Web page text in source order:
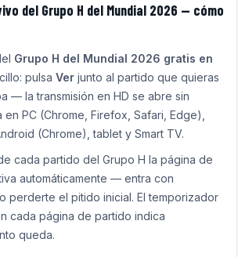
del Grupo H del Mundial 2026 — cómo
Grupo H del Mundial 2026 gratis en
pulsa Ver junto al partido que quieras
— la transmisión en HD se abre sin
en PC (Chrome, Firefox, Safari, Edge),
(Chrome), tablet y Smart TV.
cada partido del Grupo H la página de
automáticamente — entra con
perderte el pitido inicial. El temporizador
cada página de partido indica
queda.